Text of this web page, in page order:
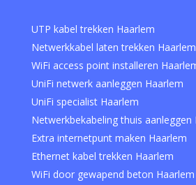
UTP kabel trekken Haarlem
Netwerkkabel laten trekken Haarlem
WiFi access point installeren
UniFi netwerk aanleggen Haarlem
UniFi specialist Haarlem
Netwerkbekabeling thuis aanleggen
Extra internetpunt maken Haarlem
Ethernet kabel trekken Haarlem
WiFi door gewapend beton Haarlem